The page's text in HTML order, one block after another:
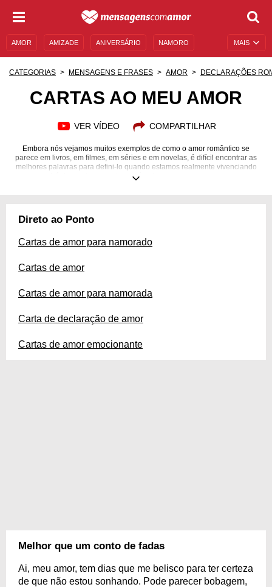
MAIS
AMOR AMIZADE ANIVERSÁRIO NAMORO
CATEGORIAS MENSAGENS E FRASES AMOR DECLARAÇÕES
CARTAS AO MEU AMOR
VER VÍDEO COMPARTILHAR
Embora nós vejamos muitos exemplos de como o amor romântico se
parece em livros, em filmes, em séries e em novelas, é difícil encontrar as
melhores palavras para defini-lo quando estamos realmente vivenciando
esse amor. A única certeza que temos é a de que a pessoa que amamos se
e deixe claro que você é muito feliz!
Direto ao Ponto
Cartas de amor para namorado
Cartas de amor
Cartas de amor para namorada
Carta de declaração de amor
Cartas de amor emocionante
Melhor que um conto de fadas
Ai, meu amor, tem dias que me belisco para ter certeza
de que não estou sonhando. Pode parecer bobagem,